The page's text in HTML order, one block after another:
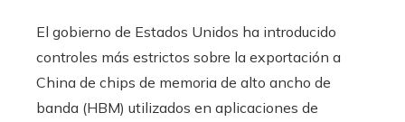
El gobierno de Estados Unidos ha introducido
controles más estrictos sobre la exportación a
China de chips de memoria de alto ancho de
banda (HBM) utilizados en aplicaciones de